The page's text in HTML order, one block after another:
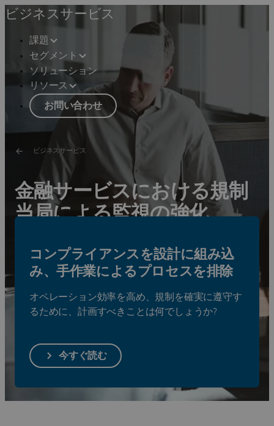
ビジネスサービス
課題
セグメント
ソリューション
リソース
お問い合わせ
ビジネスサービス
金融サービスにおける規制
当局による監視の強化
ソリューションを見る
コンプライアンスを設計に組み込
み、手作業によるプロセスを排除
オペレーション効率を高め、規制を確実に遵守す
るために、計画すべきことは何でしょうか?
今すぐ読む